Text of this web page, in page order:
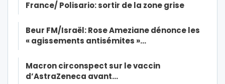
France/ Polisario: sortir de la zone grise
Beur FM/Israël: Rose Ameziane dénonce les
« agissements antisémites »…
Macron circonspect sur le vaccin
d’AstraZeneca avant…